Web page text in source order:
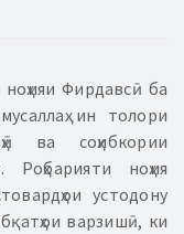
Фирдавсӣ ба
ин толори
ва соҳибкории
ноҳия
устодону
варзишӣ, ки